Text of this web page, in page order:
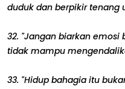
duduk dan berpikir tenang
32. "Jangan biarkan
tidak mampu
33. "Hidup bahagia itu